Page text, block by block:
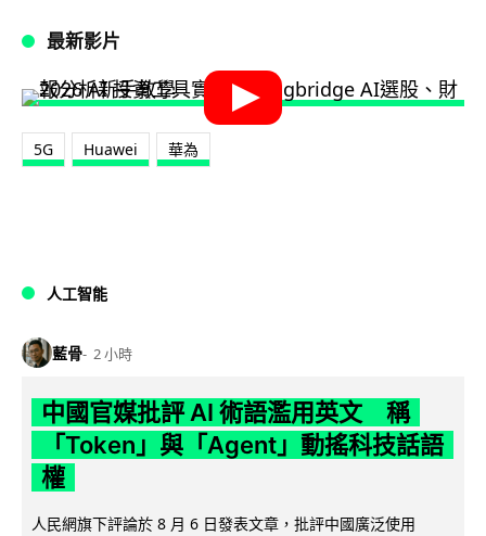
最新影片
5G Huawei 華為
人工智能
藍骨 2 小時
中國官媒批評 AI 術語濫用英文 稱
「Token」與「Agent」動搖科技話語
權
人民網旗下評論於 8 月 6 日發表文章，批評中國廣泛使用